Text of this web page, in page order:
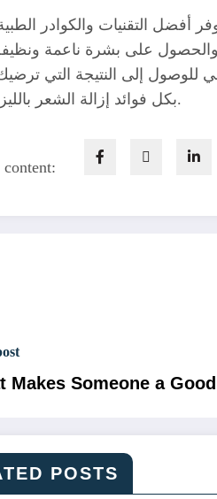
أفضل التقنيات والكوادر
والحصول على بشرة ناعمة
للوصول إلى النتيجة التي
بكل فوائد إزالة الشعر بالليزر في دبي.
content:
Makes Someone a
POSTS